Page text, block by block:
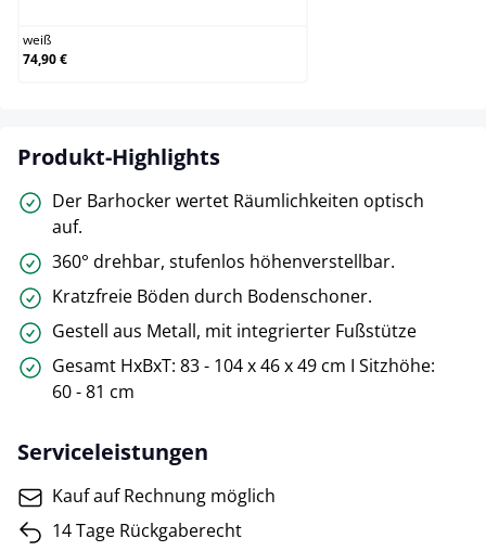
weiß
74,90 €
Produkt-Highlights
Der Barhocker wertet Räumlichkeiten optisch
auf.
360° drehbar, stufenlos höhenverstellbar.
Kratzfreie Böden durch Bodenschoner.
Gestell aus Metall, mit integrierter Fußstütze
Gesamt HxBxT: 83 - 104 x 46 x 49 cm I Sitzhöhe:
60 - 81 cm
Serviceleistungen
Kauf auf Rechnung möglich
14 Tage Rückgaberecht